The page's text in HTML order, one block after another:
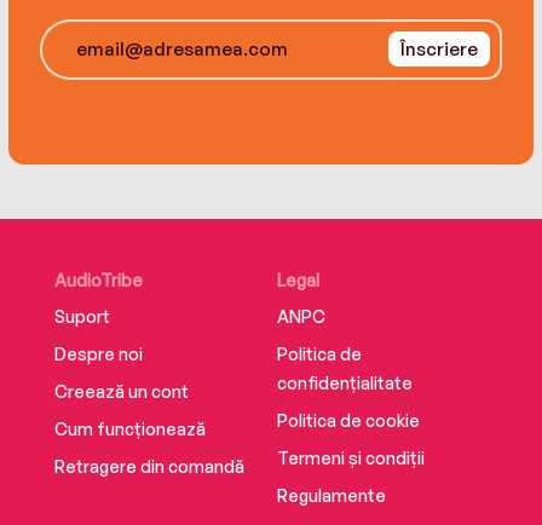
illuminating client stories, and detailed
practices, The Parenting Map is that evidenced
based, solution-oriented manual that every
the audiobook.
Înscriere
AudioTribe
Suport
Despre noi
Creează un cont
Cum funcționează
Retragere din comandă
Legal
ANPC
Politica de
confidențialitate
Politica de cookie
Termeni și condiții
Regulamente